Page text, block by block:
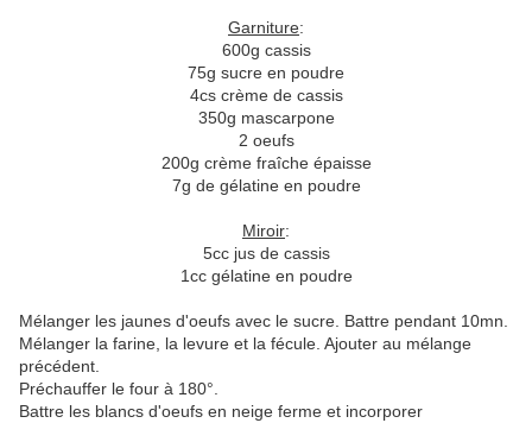
Garniture:
600g cassis
75g sucre en poudre
4cs crème de cassis
350g mascarpone
2 oeufs
200g crème fraîche épaisse
7g de gélatine en poudre
Miroir:
5cc jus de cassis
1cc gélatine en poudre
Mélanger les jaunes d'oeufs avec le sucre. Battre pendant 10mn.
Mélanger la farine, la levure et la fécule. Ajouter au mélange
précédent.
Préchauffer le four à 180°.
Battre les blancs d'oeufs en neige ferme et incorporer